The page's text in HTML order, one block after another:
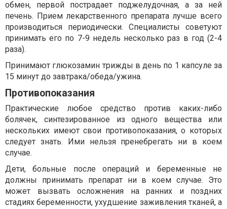
обмен, первой пострадает поджелудочная, а за ней
печень. Прием лекарственного препарата лучше всего
производиться периодически. Специалисты советуют
принимать его по 7-9 недель несколько раз в год (2-4
раза).
Принимают глюкозамин трижды в день по 1 капсуле за
15 минут до завтрака/обеда/ужина.
Противопоказания
Практические любое средство против каких-либо
болячек, синтезированное из одного вещества или
нескольких имеют свои противопоказания, о которых
следует знать. Ими нельзя пренебрегать ни в коем
случае.
Дети, больные после операций и беременные не
должны принимать препарат ни в коем случае. Это
может вызвать осложнения на ранних и поздних
стадиях беременности, ухудшение заживления тканей, а